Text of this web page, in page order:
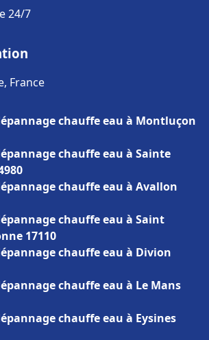
24/7
France
chauffe eau à Montluçon
chauffe eau à Sainte
chauffe eau à Avallon
chauffe eau à Saint
17110
chauffe eau à Divion
chauffe eau à Le Mans
chauffe eau à Eysines